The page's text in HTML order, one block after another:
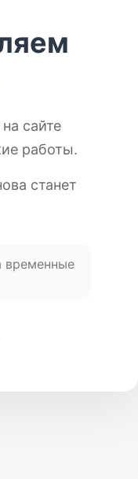
сайте
работы.
станет
временные